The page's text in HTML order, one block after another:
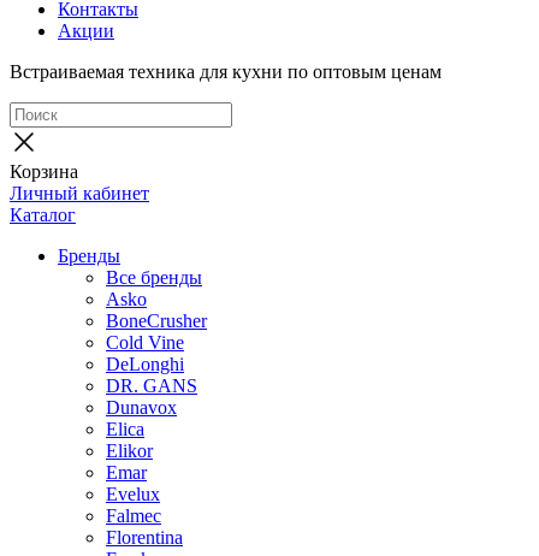
Контакты
Акции
Встраиваемая техника для кухни по оптовым ценам
Корзина
Личный кабинет
Каталог
Бренды
Все бренды
Asko
BoneCrusher
Cold Vine
DeLonghi
DR. GANS
Dunavox
Elica
Elikor
Emar
Evelux
Falmec
Florentina